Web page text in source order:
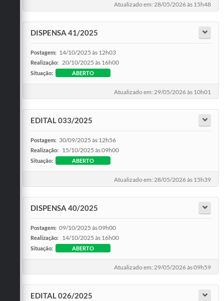
Atualizado em: 28/05/2026 às 15h48
DISPENSA 41/2025
Postagem: 14/10/2025 às 12h03
Realização: 20/10/2025 às 16h00
Situação: ABERTO
Atualizado em: 29/05/2026 às 10h01
EDITAL 033/2025
Postagem: 30/09/2025 às 12h56
Realização: 15/10/2025 às 09h00
Situação: ABERTO
Atualizado em: 28/05/2026 às 15h39
DISPENSA 40/2025
Postagem: 09/10/2025 às 09h00
Realização: 14/10/2025 às 16h00
Situação: ABERTO
Atualizado em: 29/05/2026 às 09h59
EDITAL 026/2025